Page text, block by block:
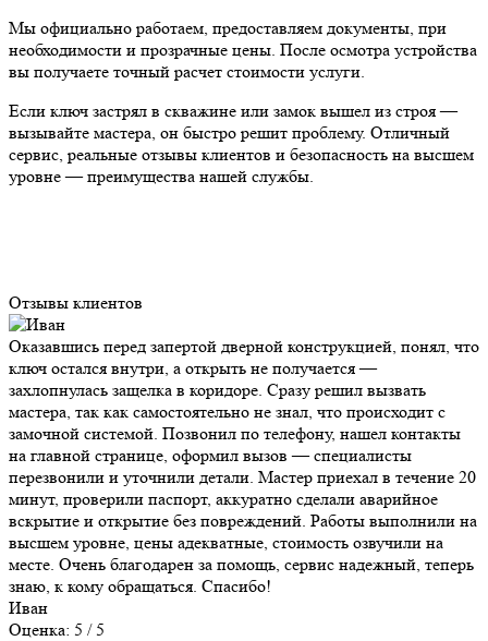
Мы официально работаем, предоставляем документы, при
необходимости и прозрачные цены. После осмотра устройства
вы получаете точный расчет стоимости услуги.
Если ключ застрял в скважине или замок вышел из строя —
вызывайте мастера, он быстро решит проблему. Отличный
сервис, реальные отзывы клиентов и безопасность на высшем
уровне — преимущества нашей службы.
Отзывы клиентов
Оказавшись перед запертой дверной конструкцией, понял, что
ключ остался внутри, а открыть не получается —
захлопнулась защелка в коридоре. Сразу решил вызвать
мастера, так как самостоятельно не знал, что происходит с
замочной системой. Позвонил по телефону, нашел контакты
на главной странице, оформил вызов — специалисты
перезвонили и уточнили детали. Мастер приехал в течение 20
минут, проверили паспорт, аккуратно сделали аварийное
вскрытие и открытие без повреждений. Работы выполнили на
высшем уровне, цены адекватные, стоимость озвучили на
месте. Очень благодарен за помощь, сервис надежный, теперь
знаю, к кому обращаться. Спасибо!
Иван
Оценка: 5 / 5